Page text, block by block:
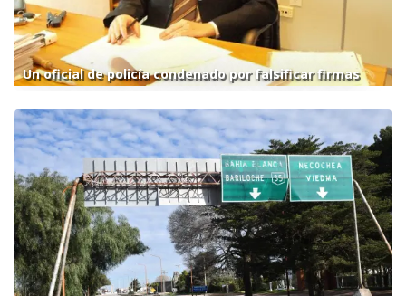
Un oficial de policía condenado por falsificar firmas